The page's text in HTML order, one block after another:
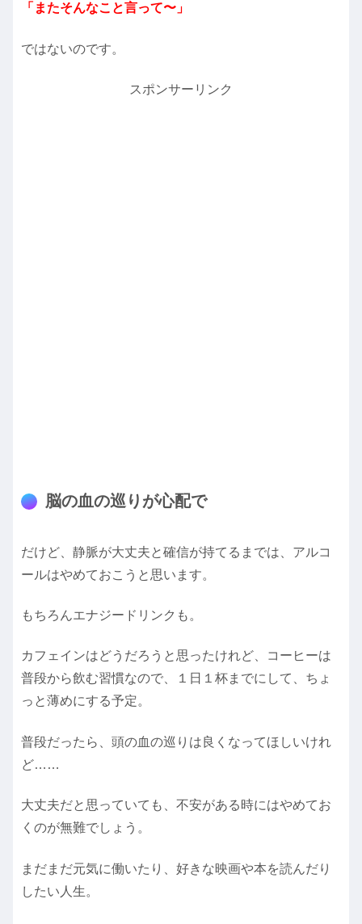
「またそんなこと言って〜」
ではないのです。
スポンサーリンク
脳の血の巡りが心配で
だけど、静脈が大丈夫と確信が持てるまでは、アルコ
ールはやめておこうと思います。
もちろんエナジードリンクも。
カフェインはどうだろうと思ったけれど、コーヒーは
普段から飲む習慣なので、１日１杯までにして、ちょ
っと薄めにする予定。
普段だったら、頭の血の巡りは良くなってほしいけれ
ど……
大丈夫だと思っていても、不安がある時にはやめてお
くのが無難でしょう。
まだまだ元気に働いたり、好きな映画や本を読んだり
したい人生。